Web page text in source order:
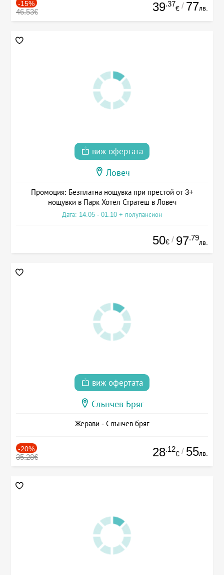
-15%
46.53€ 39.37
€ / 77лв.
виж офертата
Ловеч
Промоция: Безплатна нощувка при престой от 3+
нощувки в Парк Хотел Стратеш в Ловеч
Дата: 14.05 - 01.10 + полупансион
50€ / 97.79
лв.
виж офертата
Слънчев Бряг
Жерави - Слънчев бряг
-20%
35.28€ 28.12
€ / 55лв.